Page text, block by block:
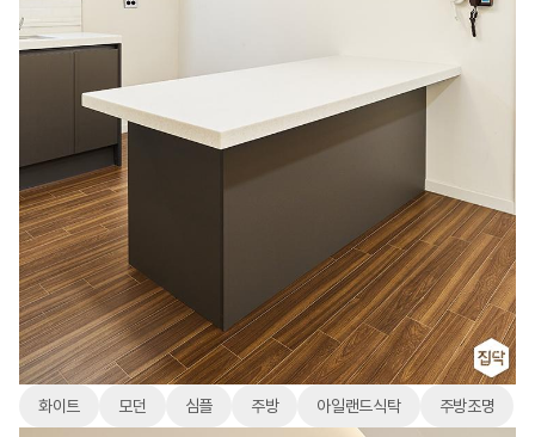
화이트 모던 심플 주방 아일랜드식탁 주방조명